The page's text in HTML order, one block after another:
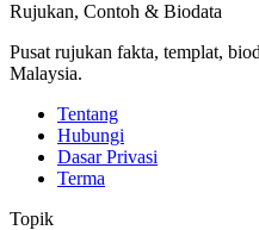
Rujukan, Contoh & Biodata
Pusat rujukan fakta, templat,
Malaysia.
Tentang
Hubungi
Dasar Privasi
Terma
Topik